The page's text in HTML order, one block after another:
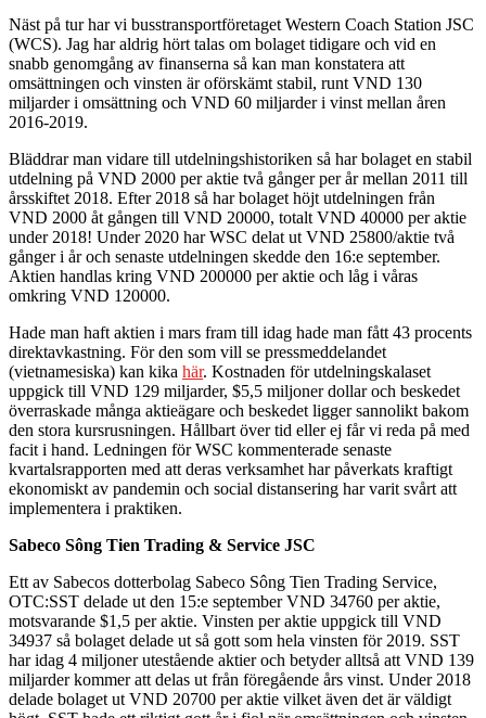
Näst på tur har vi busstransportföretaget Western Coach Station JSC
(WCS). Jag har aldrig hört talas om bolaget tidigare och vid en
snabb genomgång av finanserna så kan man konstatera att
omsättningen och vinsten är oförskämt stabil, runt VND 130
miljarder i omsättning och VND 60 miljarder i vinst mellan åren
2016-2019.
Bläddrar man vidare till utdelningshistoriken så har bolaget en stabil
utdelning på VND 2000 per aktie två gånger per år mellan 2011 till
årsskiftet 2018. Efter 2018 så har bolaget höjt utdelningen från
VND 2000 åt gången till VND 20000, totalt VND 40000 per aktie
under 2018! Under 2020 har WSC delat ut VND 25800/aktie två
gånger i år och senaste utdelningen skedde den 16:e september.
Aktien handlas kring VND 200000 per aktie och låg i våras
omkring VND 120000.
Hade man haft aktien i mars fram till idag hade man fått 43 procents
direktavkastning. För den som vill se pressmeddelandet
(vietnamesiska) kan kika här. Kostnaden för utdelningskalaset
uppgick till VND 129 miljarder, $5,5 miljoner dollar och beskedet
överraskade många aktieägare och beskedet ligger sannolikt bakom
den stora kursrusningen. Hållbart över tid eller ej får vi reda på med
facit i hand. Ledningen för WSC kommenterade senaste
kvartalsrapporten med att deras verksamhet har påverkats kraftigt
ekonomiskt av pandemin och social distansering har varit svårt att
implementera i praktiken.
Sabeco Sông Tien Trading & Service JSC
Ett av Sabecos dotterbolag Sabeco Sông Tien Trading Service,
OTC:SST delade ut den 15:e september VND 34760 per aktie,
motsvarande $1,5 per aktie. Vinsten per aktie uppgick till VND
34937 så bolaget delade ut så gott som hela vinsten för 2019. SST
har idag 4 miljoner utestående aktier och betyder alltså att VND 139
miljarder kommer att delas ut från föregående års vinst. Under 2018
delade bolaget ut VND 20700 per aktie vilket även det är väldigt